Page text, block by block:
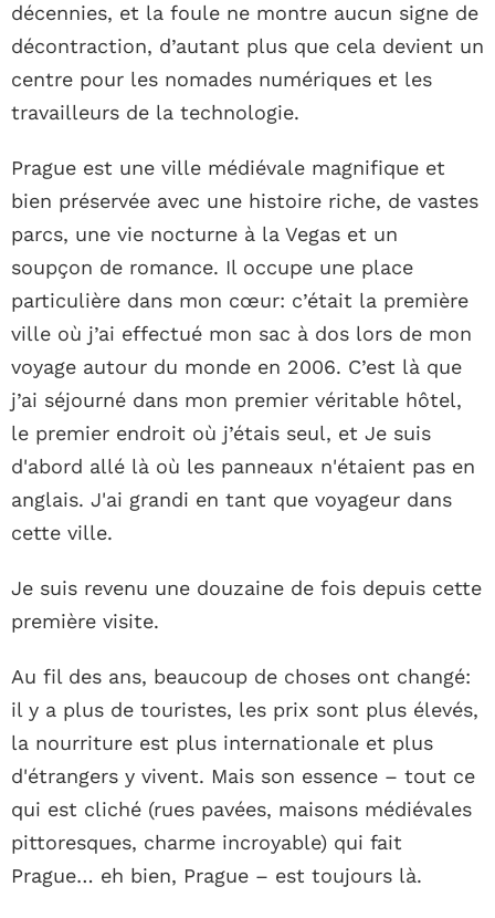
décennies, et la foule ne montre aucun signe de
décontraction, d’autant plus que cela devient un
centre pour les nomades numériques et les
travailleurs de la technologie.
Prague est une ville médiévale magnifique et
bien préservée avec une histoire riche, de vastes
parcs, une vie nocturne à la Vegas et un
soupçon de romance. Il occupe une place
particulière dans mon cœur: c’était la première
ville où j’ai effectué mon sac à dos lors de mon
voyage autour du monde en 2006. C’est là que
j’ai séjourné dans mon premier véritable hôtel,
le premier endroit où j’étais seul, et Je suis
d'abord allé là où les panneaux n'étaient pas en
anglais. J'ai grandi en tant que voyageur dans
cette ville.
Je suis revenu une douzaine de fois depuis cette
première visite.
Au fil des ans, beaucoup de choses ont changé:
il y a plus de touristes, les prix sont plus élevés,
la nourriture est plus internationale et plus
d'étrangers y vivent. Mais son essence – tout ce
qui est cliché (rues pavées, maisons médiévales
pittoresques, charme incroyable) qui fait
Prague… eh bien, Prague – est toujours là.